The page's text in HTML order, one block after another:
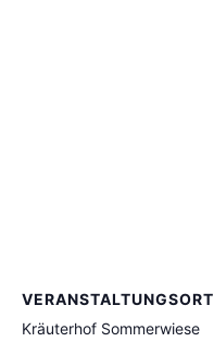
VERANSTALTUNGSORT
Kräuterhof Sommerwiese